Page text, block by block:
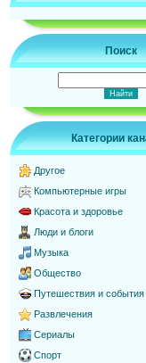
Поиск
Категории
Другое
Компьютерные игры
Красота и здоровье
Люди и блоги
Музыка
Общество
Путешествия и события
Развлечения
Сериалы
Спорт